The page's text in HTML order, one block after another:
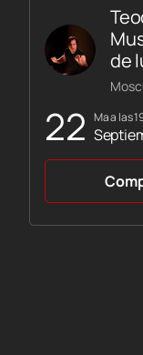
22 ma a las
de